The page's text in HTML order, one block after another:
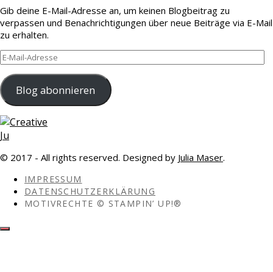
Gib deine E-Mail-Adresse an, um keinen Blogbeitrag zu
verpassen und Benachrichtigungen über neue Beiträge via E-Mail
zu erhalten.
E-
Mail-
Adresse
Blog abonnieren
© 2017 - All rights reserved. Designed by Julia Maser.
IMPRESSUM
DATENSCHUTZERKLÄRUNG
MOTIVRECHTE © STAMPIN’ UP!®